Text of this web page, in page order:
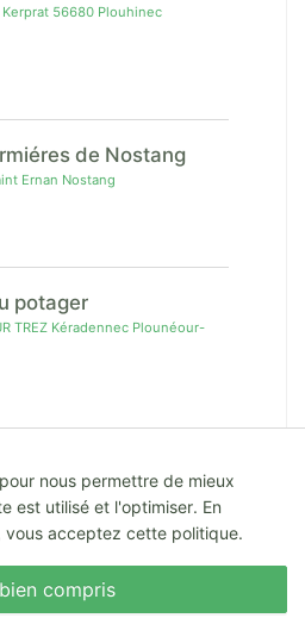
Kerprat 56680 Plouhinec
de Nostang
Ernan Nostang
potager
TREZ Kéradennec Plounéour-
56680 Plouhinec
nous permettre de mieux
est utilisé et l'optimiser. En
vous acceptez cette politique.
compris